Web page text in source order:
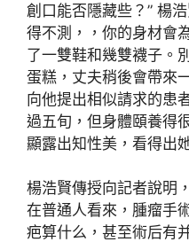
創口能否隱藏些？” 楊
得不測，，你的身材會
了一雙鞋和幾雙襪子。
蛋糕，丈夫稍後會帶來
向他提出相似請求的患
過五旬，但身體頤養得
顯露出知性美，看得出
楊浩賢傳授向記者說明
在普通人看來，腫瘤手
疤算什么，甚至術后有